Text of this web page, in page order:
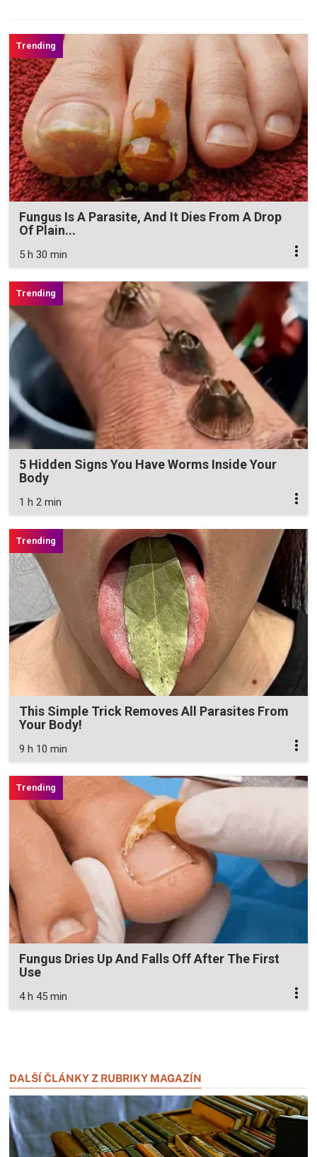
Fungus Is A Parasite, And It Dies From A Drop
Of Plain...
5 h 30 min
5 Hidden Signs You Have Worms Inside Your
Body
1 h 2 min
This Simple Trick Removes All Parasites From
Your Body!
9 h 10 min
Fungus Dries Up And Falls Off After The First
Use
4 h 45 min
DALŠÍ ČLÁNKY Z RUBRIKY MAGAZÍN